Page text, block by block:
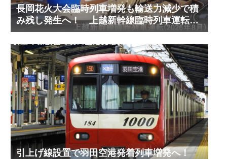
長岡花火大会臨時列車増発も輸送力減少で積
み残し発生へ！ 上越新幹線臨時列車運転
(2026年8月)
引上げ線設置で羽田空港発着列車増発へ！